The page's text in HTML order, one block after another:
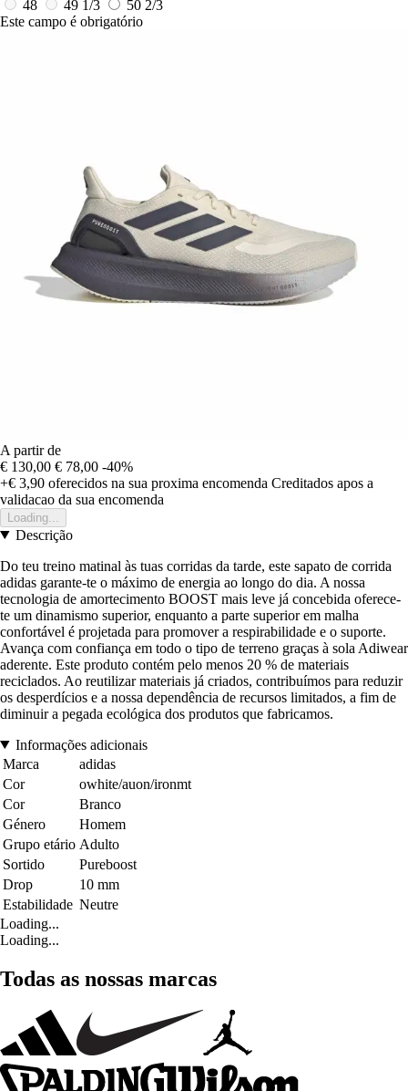
48 49 1/3
50 2/3
Este campo é obrigatório
A partir de
€ 130,00 € 78,00 -40%
+€ 3,90 oferecidos na sua proxima encomenda Creditados apos a
validacao da sua encomenda
Loading...
Descrição
Do teu treino matinal às tuas corridas da tarde, este sapato de corrida
adidas garante-te o máximo de energia ao longo do dia. A nossa
tecnologia de amortecimento BOOST mais leve já concebida oferece-
te um dinamismo superior, enquanto a parte superior em malha
confortável é projetada para promover a respirabilidade e o suporte.
Avança com confiança em todo o tipo de terreno graças à sola Adiwear
aderente. Este produto contém pelo menos 20 % de materiais
reciclados. Ao reutilizar materiais já criados, contribuímos para reduzir
os desperdícios e a nossa dependência de recursos limitados, a fim de
diminuir a pegada ecológica dos produtos que fabricamos.
Informações adicionais
Marca
adidas
Cor
owhite/auon/ironmt
Cor
Branco
Género
Homem
Grupo etário Adulto
Sortido
Pureboost
Drop
10 mm
Estabilidade Neutre
Loading...
Loading...
Todas as nossas marcas